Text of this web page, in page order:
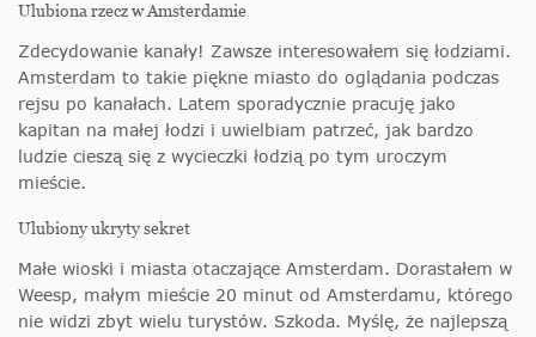
Ulubiona rzecz w Amsterdamie
Zdecydowanie kanały! Zawsze interesowałem się łodziami.
Amsterdam to takie piękne miasto do oglądania podczas
rejsu po kanałach. Latem sporadycznie pracuję jako
kapitan na małej łodzi i uwielbiam patrzeć, jak bardzo
ludzie cieszą się z wycieczki łodzią po tym uroczym
mieście.
Ulubiony ukryty sekret
Małe wioski i miasta otaczające Amsterdam. Dorastałem w
Weesp, małym mieście 20 minut od Amsterdamu, którego
nie widzi zbyt wielu turystów. Szkoda. Myślę, że najlepszą